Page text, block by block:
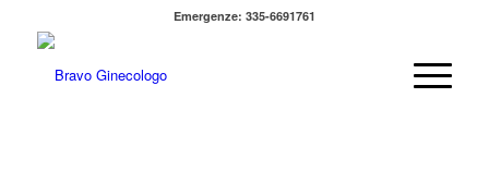
Emergenze: 335-6691761